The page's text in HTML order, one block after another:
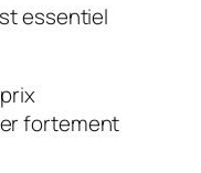
essentiel
fortement